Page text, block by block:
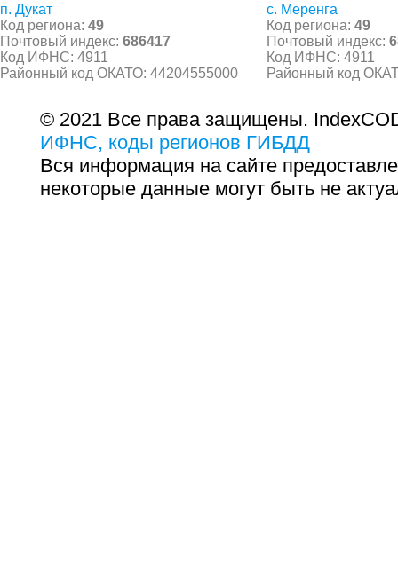
п. Дукат
Код региона: 49
Почтовый индекс: 686417
Код ИФНС: 4911
Районный код ОКАТО: 44204555000
с. Меренга
Код региона: 49
Почтовый индекс:
Код ИФНС: 4911
Районный код
© 2021 Все права защищены.
ИФНС, коды регионов ГИБДД
Вся информация на сайте
некоторые данные могут быть не